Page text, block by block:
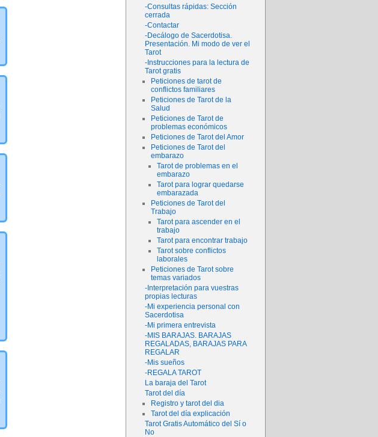
-Consultas rápidas: Sección
cerrada
-Contactar
-Decálogo de Sacerdotisa.
Presentación. Mi modo de ver el
Tarot
-Instrucciones para la lectura de
Tarot gratis
Peticiones de tarot de
conflictos familiares
Peticiones de Tarot de la
Salud
Peticiones de Tarot de
problemas económicos
Peticiones de Tarot del Amor
Peticiones de Tarot del
embarazo
Tarot de problemas en el
embarazo
Tarot para lograr quedarse
embarazada
Peticiones de Tarot del
Trabajo
Tarot para ascender en el
trabajo
Tarot para encontrar trabajo
Tarot sobre conflictos
laborales
Peticiones de Tarot sobre
temas variados
-Interpretación para vuestras
propias lecturas
-Mi experiencia personal con
Sacerdotisa
-Mi primera entrevista
-MIS BARAJAS. BARAJAS
REGALADAS, BARAJAS PARA
REGALAR
-Mis sueños
-REGALA TAROT
La baraja del Tarot
Tarot del día
Registro y tarot del dia
Tarot del día explicación
Tarot Gratis Automático del Sí o
No